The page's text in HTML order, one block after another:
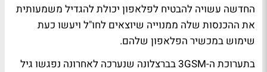
החדשה עשויה להבטיח לפלאפון יכולת להגדיל משמעותית
את ההכנסות שלה ממנוייה שיוצאים לחו"ל ויעשו כעת
שימוש במכשיר הפלאפון שלהם.
בתערוכת ה-3GSM בברצלונה שנערכה לאחרונה נפגשו גיל